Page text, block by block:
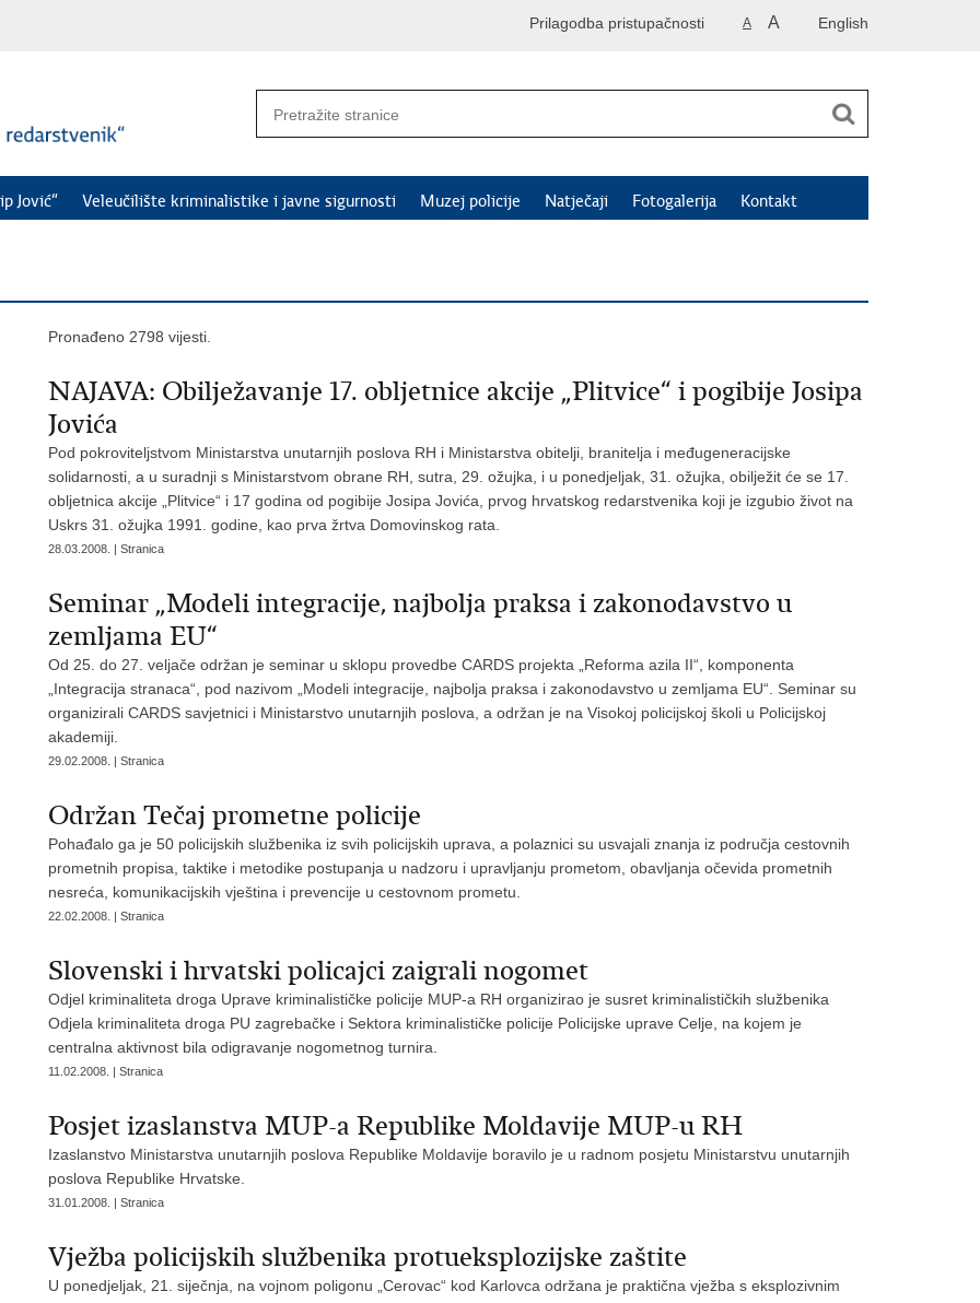
English
A A
Prilagodba pristupačnosti
Jović“ Veleučilište kriminalistike i javne sigurnosti Muzej policije Natječaji Fotogalerija Kontakt
Pronađeno 2798 vijesti.
NAJAVA: Obilježavanje 17. obljetnice akcije „Plitvice“ i pogibije Josipa
Jovića
Pod pokroviteljstvom Ministarstva unutarnjih poslova RH i Ministarstva obitelji, branitelja i međugeneracijske
solidarnosti, a u suradnji s Ministarstvom obrane RH, sutra, 29. ožujka, i u ponedjeljak, 31. ožujka, obilježit će se 17.
obljetnica akcije „Plitvice“ i 17 godina od pogibije Josipa Jovića, prvog hrvatskog redarstvenika koji je izgubio život na
Uskrs 31. ožujka 1991. godine, kao prva žrtva Domovinskog rata.
28.03.2008. | Stranica
Seminar „Modeli integracije, najbolja praksa i zakonodavstvo u
zemljama EU“
Od 25. do 27. veljače održan je seminar u sklopu provedbe CARDS projekta „Reforma azila II“, komponenta
„Integracija stranaca“, pod nazivom „Modeli integracije, najbolja praksa i zakonodavstvo u zemljama EU“. Seminar su
organizirali CARDS savjetnici i Ministarstvo unutarnjih poslova, a održan je na Visokoj policijskoj školi u Policijskoj
akademiji.
29.02.2008. | Stranica
Održan Tečaj prometne policije
Pohađalo ga je 50 policijskih službenika iz svih policijskih uprava, a polaznici su usvajali znanja iz područja cestovnih
prometnih propisa, taktike i metodike postupanja u nadzoru i upravljanju prometom, obavljanja očevida prometnih
nesreća, komunikacijskih vještina i prevencije u cestovnom prometu.
22.02.2008. | Stranica
Slovenski i hrvatski policajci zaigrali nogomet
Odjel kriminaliteta droga Uprave kriminalističke policije MUP-a RH organizirao je susret kriminalističkih službenika
Odjela kriminaliteta droga PU zagrebačke i Sektora kriminalističke policije Policijske uprave Celje, na kojem je
centralna aktivnost bila odigravanje nogometnog turnira.
11.02.2008. | Stranica
Posjet izaslanstva MUP-a Republike Moldavije MUP-u RH
Izaslanstvo Ministarstva unutarnjih poslova Republike Moldavije boravilo je u radnom posjetu Ministarstvu unutarnjih
poslova Republike Hrvatske.
31.01.2008. | Stranica
Vježba policijskih službenika protueksplozijske zaštite
U ponedjeljak, 21. siječnja, na vojnom poligonu „Cerovac“ kod Karlovca održana je praktična vježba s eksplozivnim